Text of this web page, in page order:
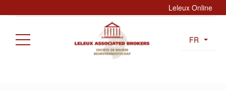
Leleux Online
FR